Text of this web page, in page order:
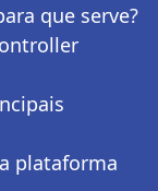
que serve?
plataforma